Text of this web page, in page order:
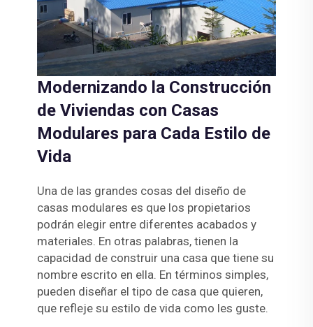
Modernizando la Construcción
de Viviendas con Casas
Modulares para Cada Estilo de
Vida
Una de las grandes cosas del diseño de
casas modulares es que los propietarios
podrán elegir entre diferentes acabados y
materiales. En otras palabras, tienen la
capacidad de construir una casa que tiene su
nombre escrito en ella. En términos simples,
pueden diseñar el tipo de casa que quieren,
que refleje su estilo de vida como les guste.